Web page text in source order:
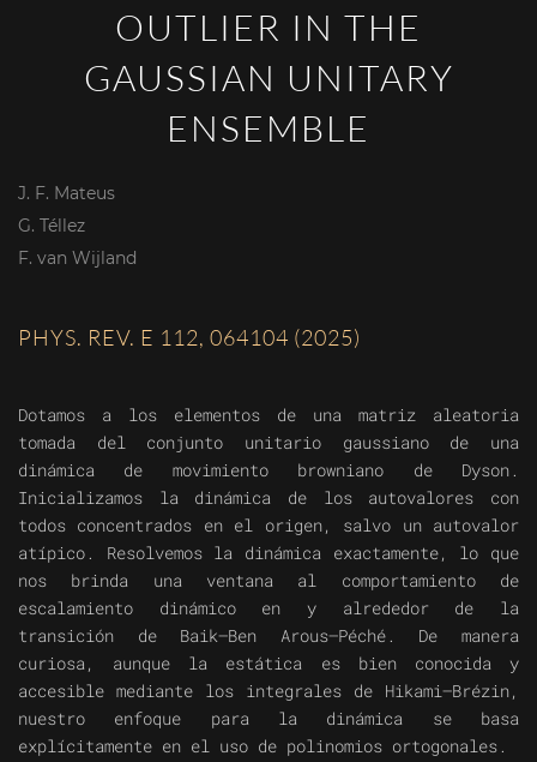
OUTLIER IN THE
GAUSSIAN UNITARY
ENSEMBLE
J. F. Mateus
G. Téllez
F. van Wijland
PHYS. REV. E 112, 064104 (2025)
Dotamos a los elementos de una matriz aleatoria
tomada del conjunto unitario gaussiano de una
dinámica de movimiento browniano de Dyson.
Inicializamos la dinámica de los autovalores con
todos concentrados en el origen, salvo un autovalor
atípico. Resolvemos la dinámica exactamente, lo que
nos brinda una ventana al comportamiento de
escalamiento dinámico en y alrededor de la
transición de Baik–Ben Arous–Péché. De manera
curiosa, aunque la estática es bien conocida y
accesible mediante los integrales de Hikami–Brézin,
nuestro enfoque para la dinámica se basa
explícitamente en el uso de polinomios ortogonales.